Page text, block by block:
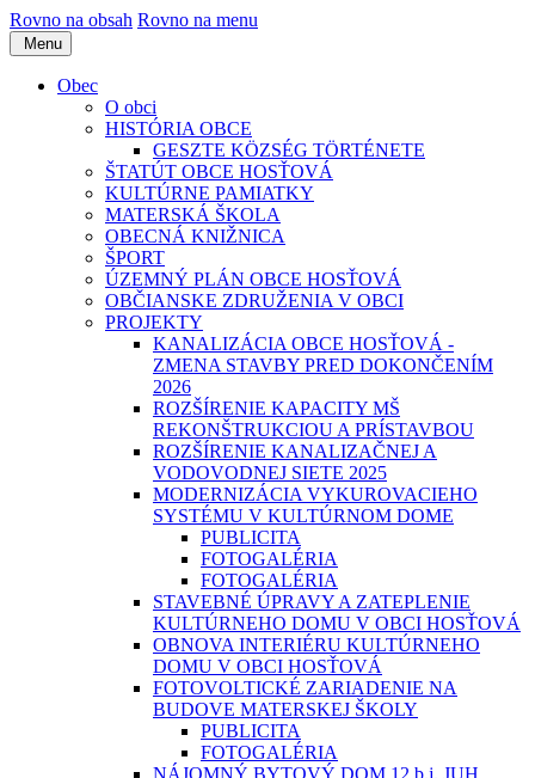
Rovno na obsah Rovno na menu
Menu
Obec
O obci
HISTÓRIA OBCE
GESZTE KÖZSÉG TÖRTÉNETE
ŠTATÚT OBCE HOSŤOVÁ
KULTÚRNE PAMIATKY
MATERSKÁ ŠKOLA
OBECNÁ KNIŽNICA
ŠPORT
ÚZEMNÝ PLÁN OBCE HOSŤOVÁ
OBČIANSKE ZDRUŽENIA V OBCI
PROJEKTY
KANALIZÁCIA OBCE HOSŤOVÁ -
ZMENA STAVBY PRED DOKONČENÍM
2026
ROZŠÍRENIE KAPACITY MŠ
REKONŠTRUKCIOU A PRÍSTAVBOU
ROZŠÍRENIE KANALIZAČNEJ A
VODOVODNEJ SIETE 2025
MODERNIZÁCIA VYKUROVACIEHO
SYSTÉMU V KULTÚRNOM DOME
PUBLICITA
FOTOGALÉRIA
FOTOGALÉRIA
STAVEBNÉ ÚPRAVY A ZATEPLENIE
KULTÚRNEHO DOMU V OBCI HOSŤOVÁ
OBNOVA INTERIÉRU KULTÚRNEHO
DOMU V OBCI HOSŤOVÁ
FOTOVOLTICKÉ ZARIADENIE NA
BUDOVE MATERSKEJ ŠKOLY
PUBLICITA
FOTOGALÉRIA
NÁJOMNÝ BYTOVÝ DOM 12 b.j. JUH